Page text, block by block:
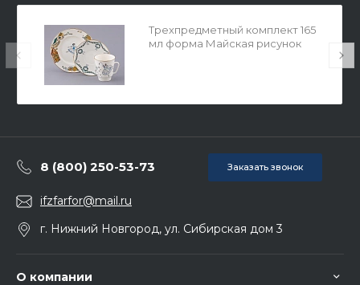
Трехпредметный комплект 165
мл форма Майская рисунок
8 (800) 250-53-73 Заказать звонок
ifzfarfor@mail.ru
г. Нижний Новгород, ул. Сибирская дом 3
О компании